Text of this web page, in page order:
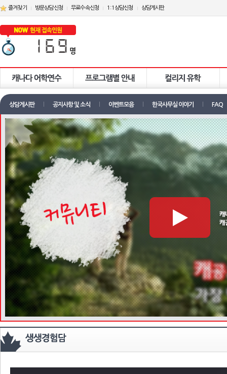
즐겨찾기 방문상담신청 무료수속신청 1:1상담신청 상담게시판
상담게시판 공지사항 및 소식 이벤트모음 한국사무실 이야기 FAQ